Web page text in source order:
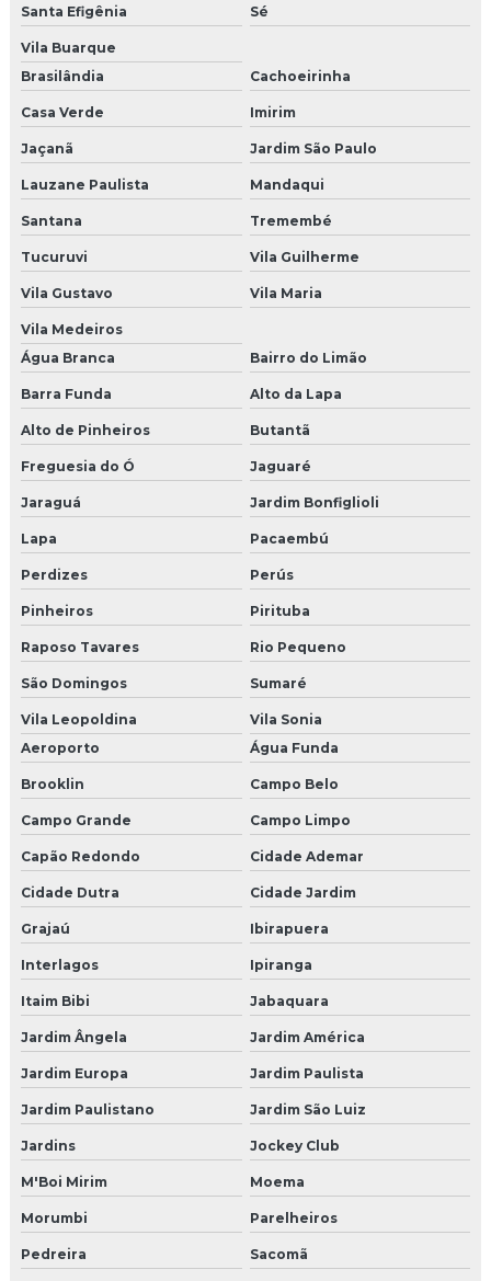
Modelos para eventos em sp
Papai noel para eventos
Papai noel para eventos sp
Recepcionistas para eventos corporativos
Soluções para ponto de venda
Cenografia para congressos sp
Brindes para o dia das mães preço
Cenografia para evento infantil
Cenografia dia das mães shoppings
Empresa de decoração de natal
Empresas de brindes em sp
Pet park preco
Empresa de decoração de natal sp
Agencia produtora de shows
Empresas de eventos congresso
Empresa de shows
Empresas de eventos corporativos
Empresas de eventos corporativos sp
Cenografia para eventos corporativos sp
Cenografia para eventos são paulo
Empresas de cenografia sp
Pet park
Brinquedao para restaurante
Fabricante de brinquedão
Projeto de brinquedão
Santa Efigênia Sé
Vila Buarque
Brasilândia
Cachoeirinha
Casa Verde Imirim
Jaçanã Jardim São Paulo
Lauzane Paulista Mandaqui
Santana Tremembé
Tucuruvi Vila Guilherme
Vila Gustavo Vila Maria
Vila Medeiros
Água Branca
Bairro do Limão
Barra Funda Alto da Lapa
Alto de Pinheiros Butantã
Freguesia do Ó Jaguaré
Jaraguá Jardim Bonfiglioli
Lapa Pacaembú
Perdizes Perús
Pinheiros Pirituba
Raposo Tavares Rio Pequeno
São Domingos Sumaré
Vila Leopoldina
Vila Sonia
Aeroporto
Água Funda
Brooklin Campo Belo
Campo Grande Campo Limpo
Capão Redondo Cidade Ademar
Cidade Dutra Cidade Jardim
Grajaú Ibirapuera
Interlagos Ipiranga
Itaim Bibi Jabaquara
Jardim Ângela Jardim América
Jardim Europa Jardim Paulista
Jardim Paulistano Jardim São Luiz
Jardins Jockey Club
M'Boi Mirim Moema
Morumbi Parelheiros
Pedreira Sacomã